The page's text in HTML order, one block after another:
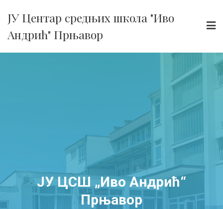
ЈУ Центар средњих школа "Иво
Андрић" Прњавор
ЈУ ЦСШ „Иво Андрић“
Прњавор